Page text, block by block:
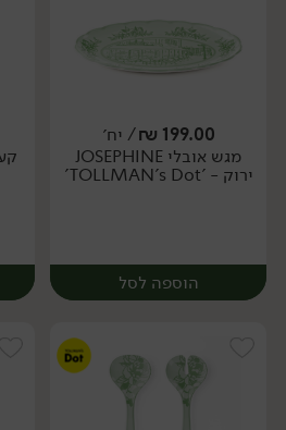
יח׳
199.00
₪/ יח׳
מגש אובלי JOSEPHINE
ירוק - 'TOLLMAN's Dot'
הוספה לסל